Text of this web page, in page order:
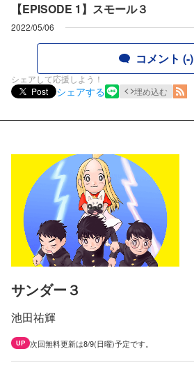
【EPISODE 1】スモール３
2022/05/06
コメント (-)
シェアして応援しよう！
Post
シェアする 埋め込む
サンダー３
池田祐輝
UP 次回無料更新は8/9(日曜)予定です。